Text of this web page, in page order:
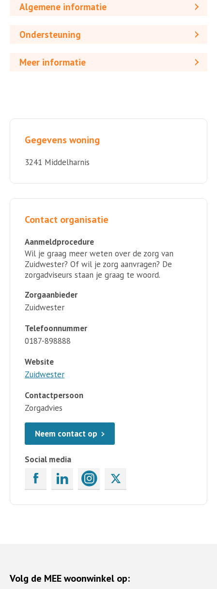
Algemene informatie
Ondersteuning
Meer informatie
Gegevens woning
3241 Middelharnis
Contact organisatie
Aanmeldprocedure
Wil je graag meer weten over de zorg van
Zuidwester? Of wil je zorg aanvragen? De
zorgadviseurs staan je graag te woord.
Zorgaanbieder
Zuidwester
Telefoonnummer
0187-898888
Website
Zuidwester
Contactpersoon
Zorgadvies
Neem contact op
Social media
Volg de MEE woonwinkel op: